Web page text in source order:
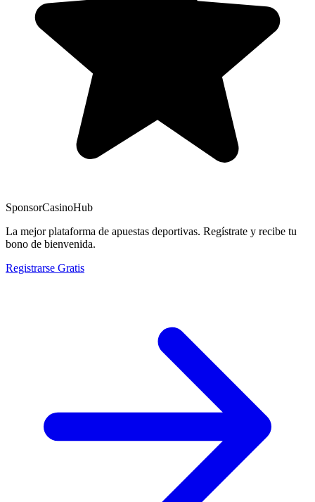
SponsorCasinoHub
La mejor plataforma de apuestas deportivas. Regístrate y recibe tu
bono de bienvenida.
Registrarse Gratis